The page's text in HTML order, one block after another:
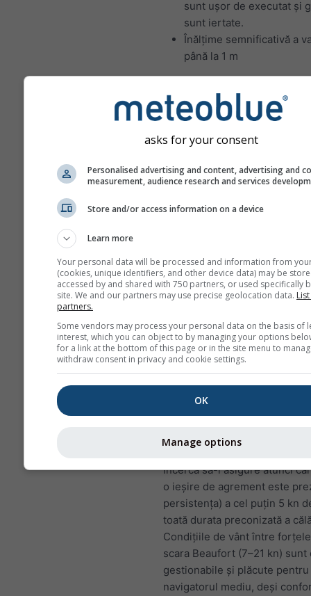
sunt ușor de executat și
sunt iertate.
Înălțime semnificativă a
până la 1 m
navigatorii experimentați:
Viteza vântului între 4–5
kn). La această viteză,
coordonare mai bună
preveni pagubele și
Înălțime semnificativă a
Vânt
Vântul reprezintă principalul
propulsie pentru o barcă cu
prin urmare, prima variabilă
meteorologică pe care un
lua în considerare.
navigatori să folosească
la un „motorboating”
simplu să aștepte ca vântul
intensifice.
încerca să-l asigure atunci
o ieșire de agrement este
persistența) a cel puțin 5 kn
toată durata preconizată a
Condițiile de vânt între
scara Beaufort (7–21 kn)
gestionabile și plăcute pentru
navigatorul mediu, deși
asks for your consent
Personalised advertising and content, advertising and
measurement, audience research and services
Store and/or access information on a device
Learn more
Your personal data will be processed and information from
(cookies, unique identifiers, and other device data) may be
accessed by and shared with 750 partners, or used specifically
site. We and our partners may use precise geolocation data.
partners.
Some vendors may process your personal data on the basis of
interest, which you can object to by managing your options
for a link at the bottom of this page or in the site menu to
withdraw consent in privacy and cookie settings.
OK
Manage options